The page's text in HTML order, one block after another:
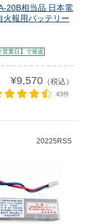
20B相当品 日本電
火報用バッテリー
営業日】で発送
¥9,570（税込）
43件
20225RSS